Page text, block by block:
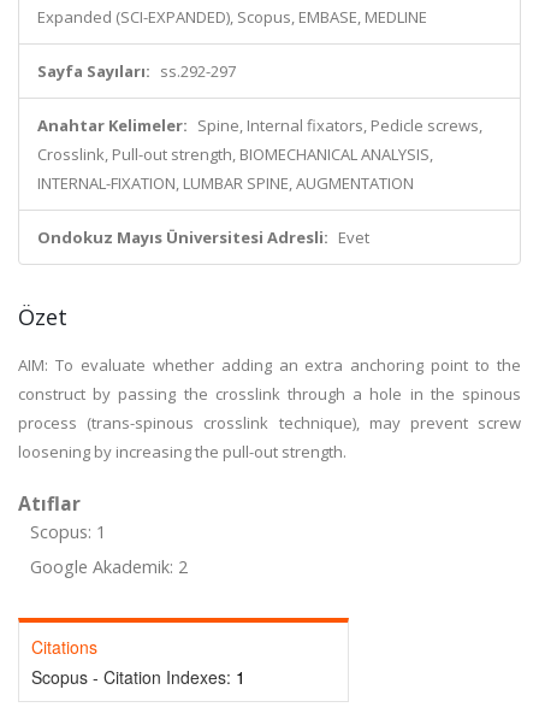
Expanded (SCI-EXPANDED), Scopus, EMBASE, MEDLINE
Sayfa Sayıları: ss.292-297
Anahtar Kelimeler: Spine, Internal fixators, Pedicle screws,
Crosslink, Pull-out strength, BIOMECHANICAL ANALYSIS,
INTERNAL-FIXATION, LUMBAR SPINE, AUGMENTATION
Ondokuz Mayıs Üniversitesi Adresli: Evet
Özet
AIM: To evaluate whether adding an extra anchoring point to the
construct by passing the crosslink through a hole in the spinous
process (trans-spinous crosslink technique), may prevent screw
loosening by increasing the pull-out strength.
Atıflar
Scopus: 1
Google Akademik: 2
Citations
Scopus - Citation Indexes: 1